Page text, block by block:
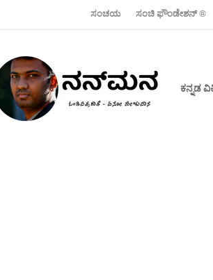
ಸಂಚಯ ಸಂಚಿ ಫೌಂಡೇಶನ್ ‍®
ಕನ್ನಡ